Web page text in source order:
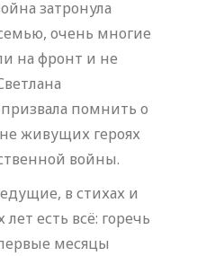
затронула
очень многие
на фронт и не
помнить о
живущих героях
войны.
в стихах и
есть всё: горечь
месяцы